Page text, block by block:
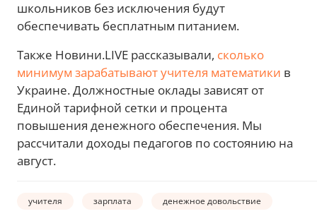
школьников без исключения будут
обеспечивать бесплатным питанием.
Также Новини.LIVE рассказывали, сколько
минимум зарабатывают учителя математики в
Украине. Должностные оклады зависят от
Единой тарифной сетки и процента
повышения денежного обеспечения. Мы
рассчитали доходы педагогов по состоянию на
август.
учителя зарплата денежное довольствие